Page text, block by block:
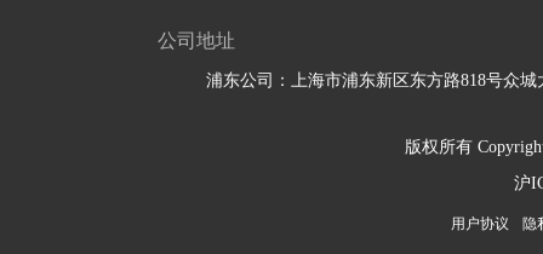
公司地址
浦东公司：上海市浦东新区东方路818号众城
版权所有
沪
用户协议 隐